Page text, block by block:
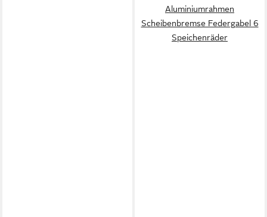
Aluminiumrahmen
Scheibenbremse Federgabel 6
Speichenräder